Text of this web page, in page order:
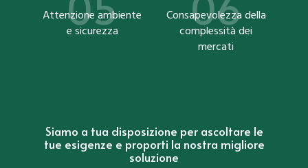
Attenzione ambiente
e sicurezza
Consapevolezza della
complessità dei
mercati
Siamo a tua disposizione per ascoltare le
tue esigenze e proporti la nostra migliore
soluzione